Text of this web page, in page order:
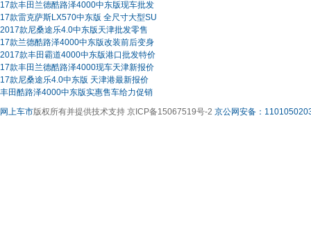
17款丰田兰德酷路泽4000中东版现车批发
17款雷克萨斯LX570中东版 全尺寸大型SU
2017款尼桑途乐4.0中东版天津批发零售
17款兰德酷路泽4000中东版改装前后变身
2017款丰田霸道4000中东版港口批发特价
17款丰田兰德酷路泽4000现车天津新报价
17款尼桑途乐4.0中东版 天津港最新报价
丰田酷路泽4000中东版实惠售车给力促销
网上车市版权所有并提供技术支持 京ICP备15067519号-2 京公网安备：